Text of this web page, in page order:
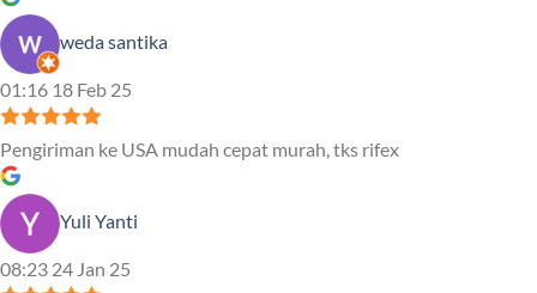
weda santika
01:16 18 Feb 25
Pengiriman ke USA mudah cepat murah, tks rifex
Yuli Yanti
08:23 24 Jan 25